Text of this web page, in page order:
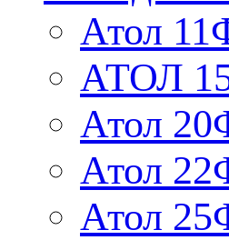
Атол
АТОЛ
Атол
Атол
Атол